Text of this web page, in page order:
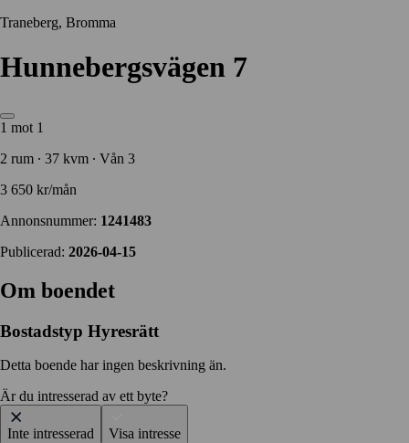
Traneberg, Bromma
Hunnebergsvägen 7
1 mot 1
2 rum ∙ 37 kvm ∙ Vån 3
3 650 kr/mån
Annonsnummer: 1241483
Publicerad: 2026-04-15
Om boendet
Bostadstyp Hyresrätt
Detta boende har ingen beskrivning än.
Är du intresserad av ett byte?
Inte intresserad Visa intresse